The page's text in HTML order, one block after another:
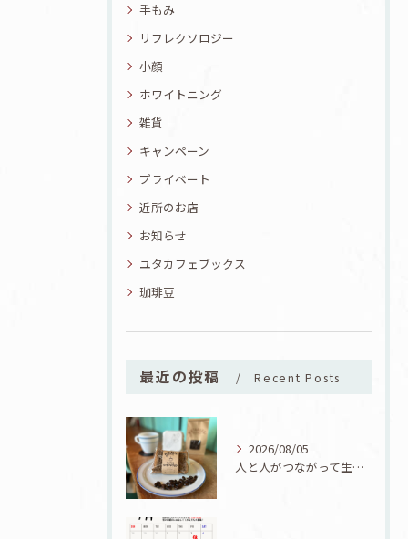
手もみ
リフレクソロジー
小顔
ホワイトニング
雑貨
キャンペーン
プライベート
近所のお店
お知らせ
ユタカフェブックス
珈琲豆
最近の投稿 Recent Posts
2026/08/05
人と人がつながって生まれた一品！ユタカフェオリジナルコーヒーシフォン誕生！